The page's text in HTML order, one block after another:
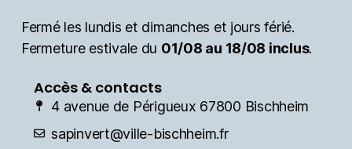
Fermé les lundis et dimanches et jours férié.
Fermeture estivale du 01/08 au 18/08 inclus.
Accès & contacts
4 avenue de Périgueux 67800 Bischheim
sapinvert@ville-bischheim.fr